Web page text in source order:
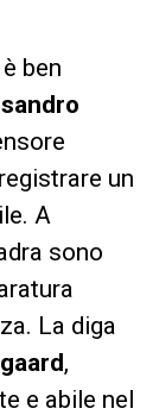
ben
un
A
sono
La diga
,
e abile nel